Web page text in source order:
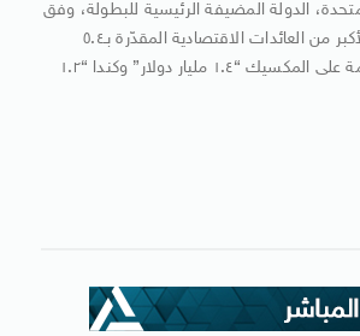
الدولة المضيفة الرئيسية للبطولة، وفق
الدراسة، على الجزء الأكبر من العائدات الاقتصادية المقدّرة بـ٥.٤
مليارات دولار، متقدمة على المكسيك “١.٤ مليار دولار” وكندا “١.٢